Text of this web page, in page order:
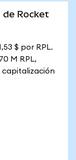
de Rocket
$ por RPL.
M RPL,
capitalización